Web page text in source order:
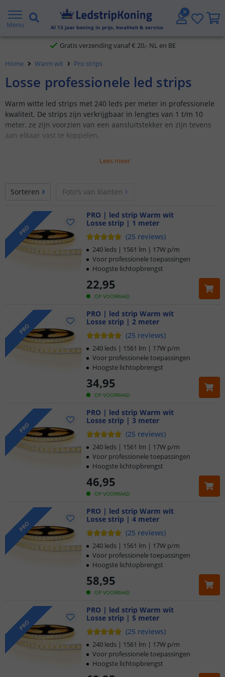
Menu Al 13 jaar koning in prijs, kwaliteit & service
5 jaar garantie
Gratis verzending vanaf € 20,- NL en BE
Klantbeoordeling 9.1
Home Warm wit Pro strips
Losse professionele led strips
Warm witte led strips met 240 leds per meter in professionele
kwaliteit. De strips zijn verkrijgbaar in lengtes van 1 t/m 10
meter, ze zijn voorzien van een aansluitstekker en zijn tevens
aan elkaar vast te koppelen.
Verkrijgbaar in IP20, IP65 en IP67
Lees meer
Sorteren Foto's van klanten
PRO
PRO | led strip Warm wit
Losse strip | 1 meter
(25 reviews)
OP VOORRAAD
22,95
240 leds | 1561 lm | 17W p/m
Voor professionele toepassingen
Hoogste lichtopbrengst
PRO
PRO | led strip Warm wit
Losse strip | 2 meter
(25 reviews)
OP VOORRAAD
34,95
240 leds | 1561 lm | 17W p/m
Voor professionele toepassingen
Hoogste lichtopbrengst
PRO
PRO | led strip Warm wit
Losse strip | 3 meter
(25 reviews)
OP VOORRAAD
46,95
240 leds | 1561 lm | 17W p/m
Voor professionele toepassingen
Hoogste lichtopbrengst
PRO
PRO | led strip Warm wit
Losse strip | 4 meter
(25 reviews)
OP VOORRAAD
58,95
240 leds | 1561 lm | 17W p/m
Voor professionele toepassingen
Hoogste lichtopbrengst
PRO
PRO | led strip Warm wit
Losse strip | 5 meter
(25 reviews)
240 leds | 1561 lm | 17W p/m
Voor professionele toepassingen
Hoogste lichtopbrengst